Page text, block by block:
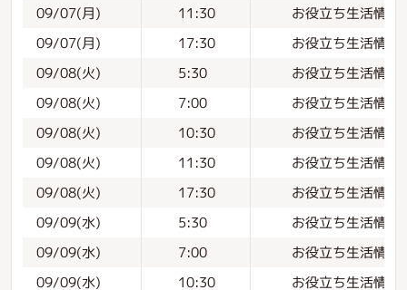
09/07(月) 11:30 お役立ち生活情報
09/07(月) 17:30 お役立ち生活情報
09/08(火) 5:30 お役立ち生活情報
09/08(火) 7:00 お役立ち生活情報
09/08(火) 10:30 お役立ち生活情報
09/08(火) 11:30 お役立ち生活情報
09/08(火) 17:30 お役立ち生活情報
09/09(水) 5:30 お役立ち生活情報
09/09(水) 7:00 お役立ち生活情報
09/09(水) 10:30 お役立ち生活情報